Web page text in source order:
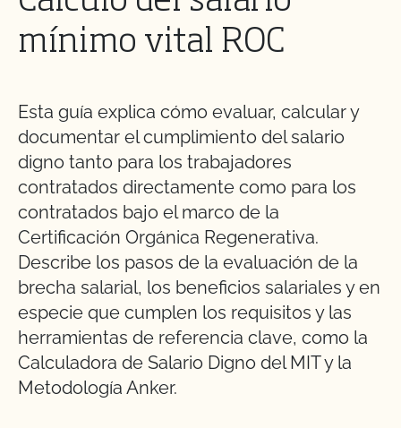
mínimo vital ROC
Esta guía explica cómo evaluar, calcular y
documentar el cumplimiento del salario
digno tanto para los trabajadores
contratados directamente como para los
contratados bajo el marco de la
Certificación Orgánica Regenerativa.
Describe los pasos de la evaluación de la
brecha salarial, los beneficios salariales y en
especie que cumplen los requisitos y las
herramientas de referencia clave, como la
Calculadora de Salario Digno del MIT y la
Metodología Anker.